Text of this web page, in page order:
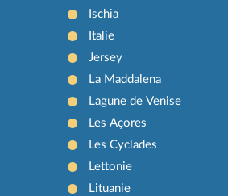
Ischia
Italie
Jersey
La Maddalena
Lagune de Venise
Les Açores
Les Cyclades
Lettonie
Lituanie